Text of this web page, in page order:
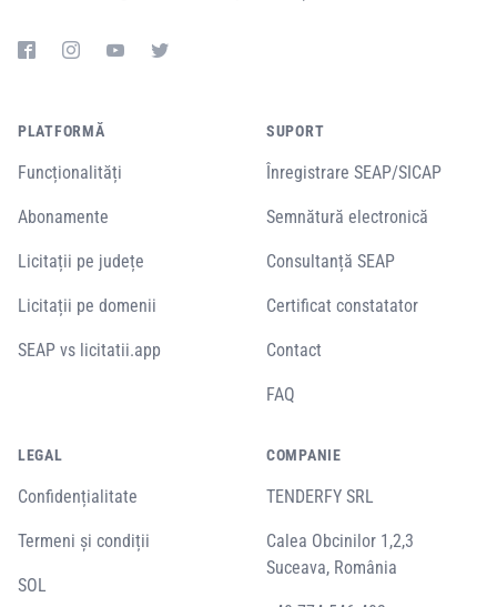
PLATFORMĂ
Funcționalități
Abonamente
Licitații pe județe
Licitații pe domenii
SEAP vs licitatii.app
SUPORT
Înregistrare SEAP/SICAP
Semnătură electronică
Consultanță SEAP
Certificat constatator
Contact
FAQ
LEGAL
Confidențialitate
Termeni și condiții
SOL
COMPANIE
TENDERFY SRL
Calea Obcinilor 1,2,3
Suceava, România